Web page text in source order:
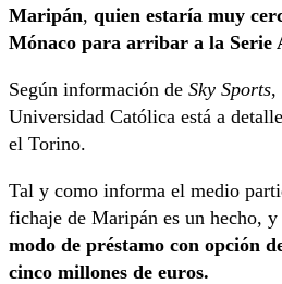
Maripán, quien estaría muy
Mónaco para arribar a la Serie
Según información de Sky Sports,
Universidad Católica está a
el Torino.
Tal y como informa el medio
fichaje de Maripán es un hecho, y
modo de préstamo con opción
cinco millones de euros.